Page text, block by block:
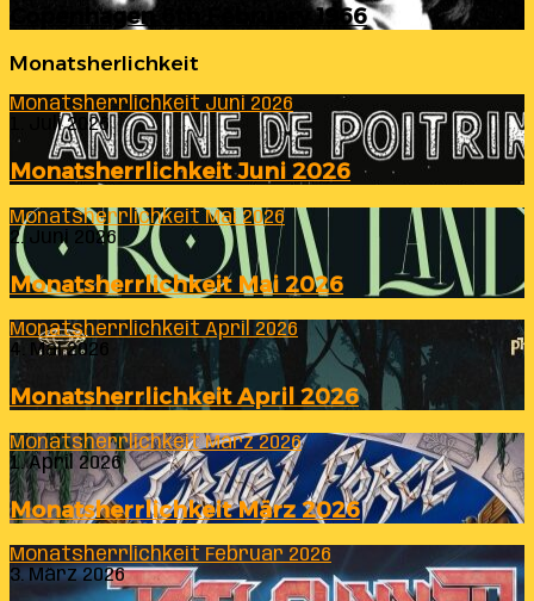
Copenhagen 6th February 1966
Monatsherlichkeit
Monatsherrlichkeit Juni 2026
1. Juli 2026
Monatsherrlichkeit Juni 2026
Monatsherrlichkeit Mai 2026
2. Juni 2026
Monatsherrlichkeit Mai 2026
Monatsherrlichkeit April 2026
4. Mai 2026
Monatsherrlichkeit April 2026
Monatsherrlichkeit März 2026
1. April 2026
Monatsherrlichkeit März 2026
Monatsherrlichkeit Februar 2026
3. März 2026